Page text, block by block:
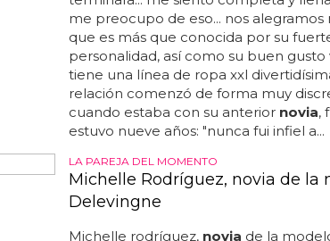
gag, que te presentamos a
encantados con la pronunciación
de la princesa del pop que lo hizo
cara de oler mierda de toda la vida...
lugar el 'stand up for cancer', un
luchar contra la enfermedad y en el
muchísimos famosos...
LO HARÁ EL AÑO QUE VIENE EN HAWAII
Beth Ditto se casará con su
Será allí porque su
su novia
kristen en hawaii en un año